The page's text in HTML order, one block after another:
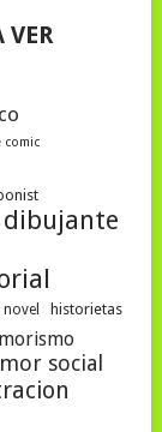
VER
comic
dibujante
historietas
social